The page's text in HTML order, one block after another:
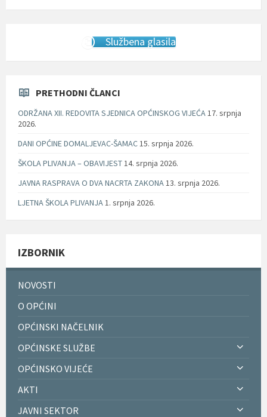
Službena glasila
PRETHODNI ČLANCI
ODRŽANA XII. REDOVITA SJEDNICA OPĆINSKOG VIJEĆA17. srpnja
2026.
DANI OPĆINE DOMALJEVAC-ŠAMAC15. srpnja 2026.
ŠKOLA PLIVANJA – OBAVIJEST14. srpnja 2026.
JAVNA RASPRAVA O DVA NACRTA ZAKONA13. srpnja 2026.
LJETNA ŠKOLA PLIVANJA1. srpnja 2026.
IZBORNIK
NOVOSTI
O OPĆINI
OPĆINSKI NAČELNIK
OPĆINSKE SLUŽBE
OPĆINSKO VIJEĆE
AKTI
JAVNI SEKTOR